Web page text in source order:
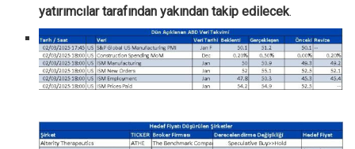
yatırımcılar tarafından yakından takip edilecek.